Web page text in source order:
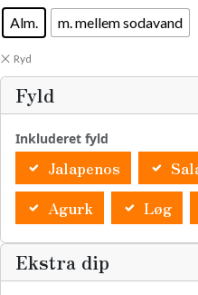
Alm.
m. mellem sodavand
Ryd